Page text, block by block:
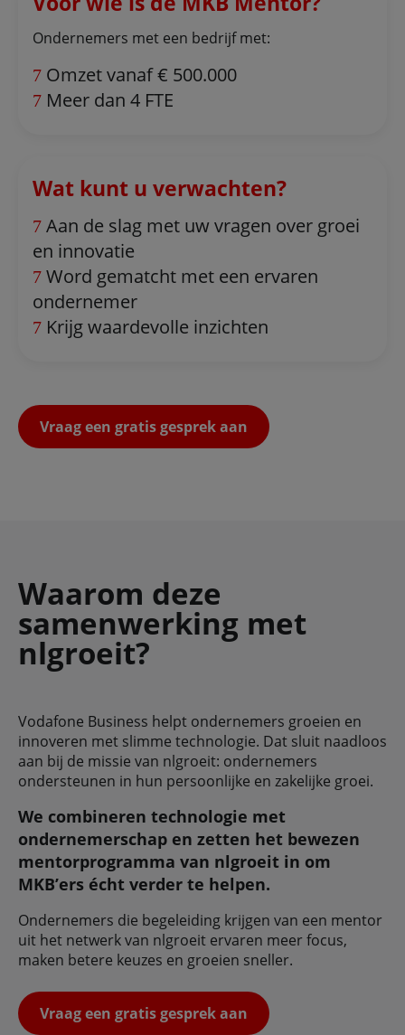
Ondernemers met een bedrijf met:
Omzet vanaf € 500.000
Meer dan 4 FTE
Wat kunt u verwachten?
Aan de slag met uw vragen over groei
en innovatie
Word gematcht met een ervaren
ondernemer
Krijg waardevolle inzichten
Vraag een gratis gesprek aan
Waarom deze
samenwerking met
nlgroeit?
Vodafone Business helpt ondernemers groeien en
innoveren met slimme technologie. Dat sluit naadloos
aan bij de missie van nlgroeit: ondernemers
ondersteunen in hun persoonlijke en zakelijke groei.
We combineren technologie met
ondernemerschap en zetten het bewezen
mentorprogramma van nlgroeit in om
MKB’ers écht verder te helpen.
Ondernemers die begeleiding krijgen van een mentor
uit het netwerk van nlgroeit ervaren meer focus,
maken betere keuzes en groeien sneller.
Vraag een gratis gesprek aan